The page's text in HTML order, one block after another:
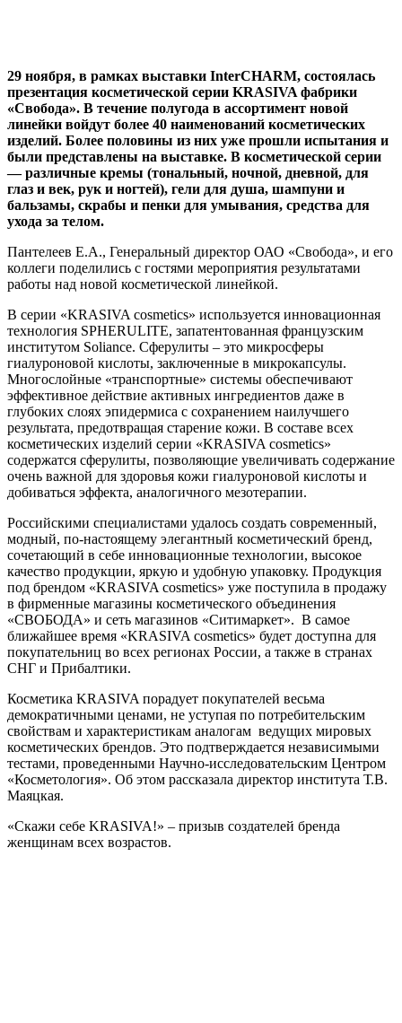
29 ноября, в рамках выставки InterCHARM, состоялась
презентация косметической серии KRASIVA фабрики
«Свобода». В течение полугода в ассортимент новой
линейки войдут более 40 наименований косметических
изделий. Более половины из них уже прошли испытания и
были представлены на выставке. В косметической серии
— различные кремы (тональный, ночной, дневной, для
глаз и век, рук и ногтей), гели для душа, шампуни и
бальзамы, скрабы и пенки для умывания, средства для
ухода за телом.
Пантелеев Е.А., Генеральный директор ОАО «Свобода», и его
коллеги поделились с гостями мероприятия результатами
работы над новой косметической линейкой.
В серии «KRASIVA cosmetics» используется инновационная
технология SPHERULITE, запатентованная французским
институтом Soliance. Сферулиты – это микросферы
гиалуроновой кислоты, заключенные в микрокапсулы.
Многослойные «транспортные» системы обеспечивают
эффективное действие активных ингредиентов даже в
глубоких слоях эпидермиса с сохранением наилучшего
результата, предотвращая старение кожи. В составе всех
косметических изделий серии «KRASIVA cosmetics»
содержатся сферулиты, позволяющие увеличивать содержание
очень важной для здоровья кожи гиалуроновой кислоты и
добиваться эффекта, аналогичного мезотерапии.
Российскими специалистами удалось создать современный,
модный, по-настоящему элегантный косметический бренд,
сочетающий в себе инновационные технологии, высокое
качество продукции, яркую и удобную упаковку. Продукция
под брендом «KRASIVA cosmetics» уже поступила в продажу
в фирменные магазины косметического объединения
«СВОБОДА» и сеть магазинов «Ситимаркет». В самое
ближайшее время «KRASIVA cosmetics» будет доступна для
покупательниц во всех регионах России, а также в странах
СНГ и Прибалтики.
Косметика KRASIVA порадует покупателей весьма
демократичными ценами, не уступая по потребительским
свойствам и характеристикам аналогам ведущих мировых
косметических брендов. Это подтверждается независимыми
тестами, проведенными Научно-исследовательским Центром
«Косметология». Об этом рассказала директор института Т.В.
Маяцкая.
«Скажи себе KRASIVA!» – призыв создателей бренда
женщинам всех возрастов.